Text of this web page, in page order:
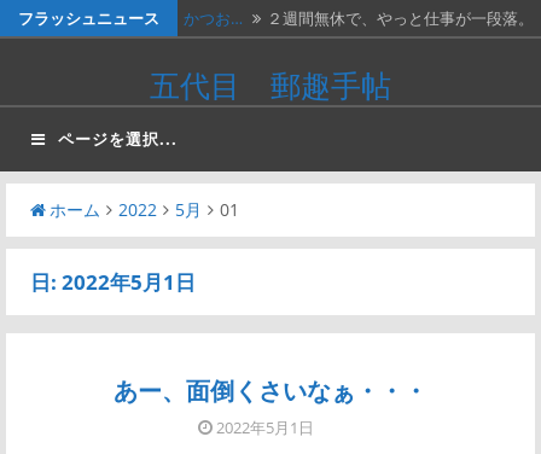
へ
キ
プ
フラッシュニュース かつお…
２週間無休で、やっと仕事が一段落。
画像は、北ベトナムが1966年に発…
料金収… 画像は、1990年代初頭に作ったリ…
かつお…
五代目 郵趣手帖
ページを選択...
ホーム 2022 5月 01
日: 2022年5月1日
あー、面倒くさいなぁ・・・
2022年5月1日